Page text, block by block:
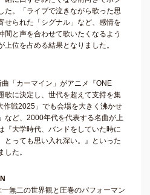
た。「ライブで泣きながら歌った思
せられた「シグナル」など、感情を
間と声を合わせて歌いたくなるよう
位を占める結果となりました。
「カーマイン」がアニメ『ONE
歌に決定し、世代を超えて支持を集
戦2025」でも会場を大きく沸かせ
など、2000年代を代表する名曲が上
『大学時代、バンドをしていた時に
とっても思い入れ深い。』といった
た。
無二の世界観と圧巻のパフォーマン